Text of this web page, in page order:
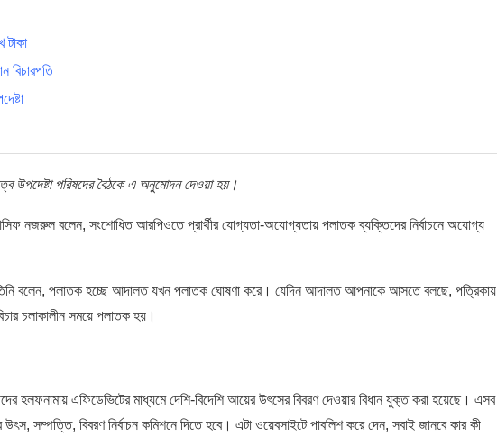
টাকা
বিচারপতি
উপদেষ্টা পরিষদের বৈঠকে এ অনুমোদন দেওয়া হয়।
নজরুল বলেন, সংশোধিত আরপিওতে প্রার্থীর যোগ্যতা-অযোগ্যতায় পলাতক ব্যক্তিদের নির্বাচনে অযোগ্য
বলেন, পলাতক হচ্ছে আদালত যখন পলাতক ঘোষণা করে। যেদিন আদালত আপনাকে আসতে বলছে, পত্রিকায়
চলাকালীন সময়ে পলাতক হয়।
হলফনামায় এফিডেভিটের মাধ্যমে দেশি-বিদেশি আয়ের উৎসের বিবরণ দেওয়ার বিধান যুক্ত করা হয়েছে। এসব
উৎস, সম্পত্তি, বিবরণ নির্বাচন কমিশনে দিতে হবে। এটা ওয়েবসাইটে পাবলিশ করে দেন, সবাই জানবে কার কী